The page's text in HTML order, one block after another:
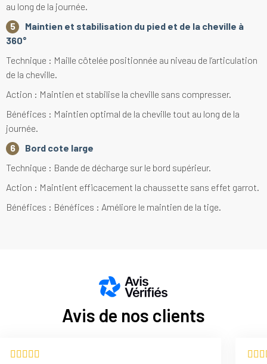
au long de la journée.
Maintien et stabilisation du pied et de la cheville à
360°
Technique : Maille côtelée positionnée au niveau de l’articulation
de la cheville.
Action : Maintien et stabilise la cheville sans compresser.
Bénéfices : Maintien optimal de la cheville tout au long de la
journée.
Bord cote large
Technique : Bande de décharge sur le bord supérieur.
Action : Maintient efficacement la chaussette sans effet garrot.
Bénéfices : Bénéfices : Améliore le maintien de la tige.
Avis de nos clients